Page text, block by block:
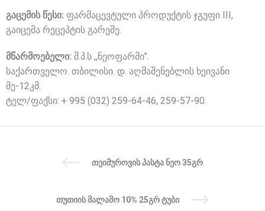
გაცემის წესი: ფარმაცევტული პროდუქტის ჯგუფი III,
გაიცემა რეცეპტის გარეშე.
მწარმოებელი: შ.პ.ს ,,ნეოფარმი’’.
საქართველო. თბილისი. დ. აღმაშენებლის ხეივანი
მე-12კმ.
ტელ/ფაქსი: + 995 (032) 259-64-46, 259-57-90.
ᲗᲔᲘᲛᲣᲠᲝᲕᲘᲡ ᲞᲐᲡᲢᲐ ᲜᲔᲝ 35ᲒᲠ
ᲗᲣᲗᲘᲘᲡ ᲛᲐᲚᲐᲛᲝ 10% 25ᲒᲠ ᲢᲣᲑᲘ